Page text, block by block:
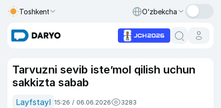
Toshkent O‘zbekcha
Tarvuzni sevib iste’mol qilish uchun
sakkizta sabab
Layfstayl 15:26 / 06.06.2026 3283